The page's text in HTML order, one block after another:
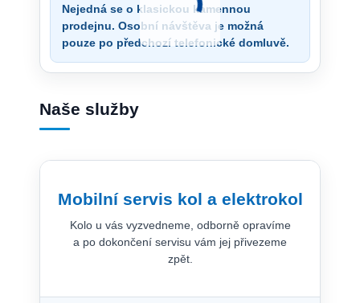
Nejedná se o klasickou kamennou
prodejnu. Osobní návštěva je možná
pouze po předchozí telefonické domluvě.
Naše služby
Mobilní servis kol a elektrokol
Kolo u vás vyzvedneme, odborně opravíme
a po dokončení servisu vám jej přivezeme
zpět.